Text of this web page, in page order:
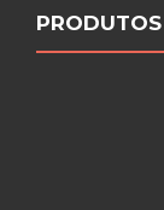
PRODUTOS